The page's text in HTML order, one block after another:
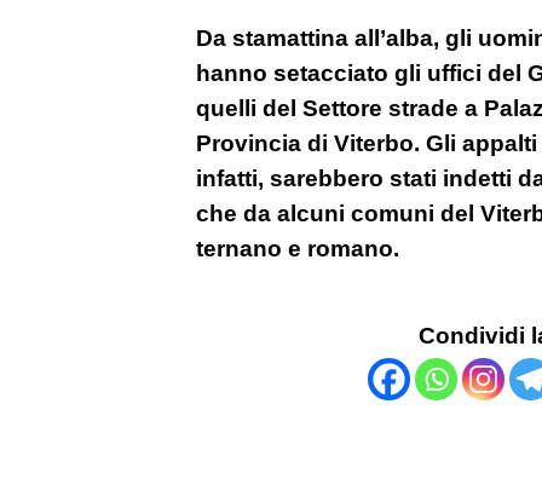
Da stamattina all’alba, gli
hanno setacciato gli uffici del
quelli del Settore strade a
Provincia di Viterbo. Gli
infatti, sarebbero stati indetti
che da alcuni comuni del
ternano e romano.
Condividi